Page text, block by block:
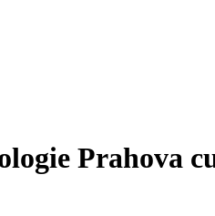
Prahova